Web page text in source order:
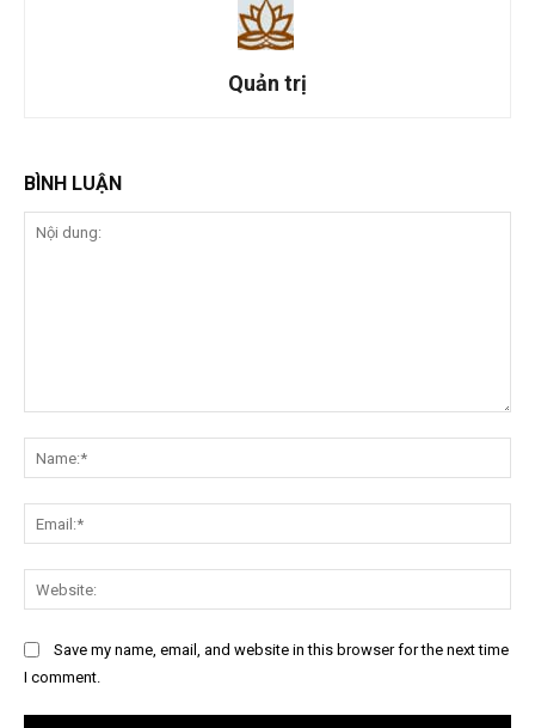
Quản trị
BÌNH LUẬN
dung:
Save my name, email, and website in this browser for the next time
I comment.